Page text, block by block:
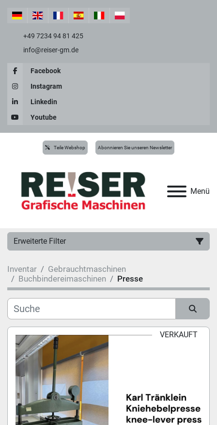
+49 7234 94 81 425
info@reiser-gm.de
Facebook
Instagram
Linkedin
Youtube
Menü
Teile Webshop Abonnieren Sie unseren Newsletter
Erweiterte Filter
Hersteller
Kategorie
Modell
Zustand
Inventar
Gebrauchtmaschinen
Buchbindereimaschinen
Presse
Sortieren nach VERKAUFT